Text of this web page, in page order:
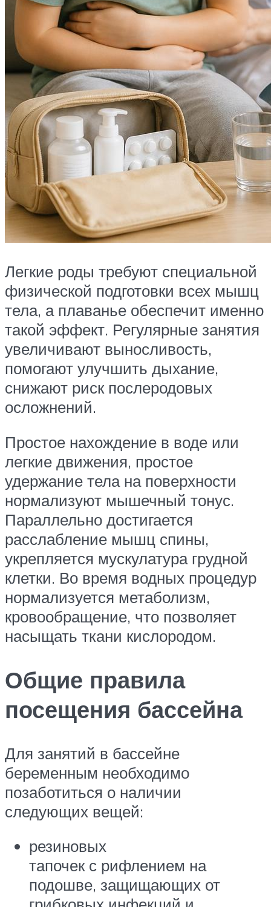
Легкие роды требуют специальной
физической подготовки всех мышц
тела, а плаванье обеспечит именно
такой эффект. Регулярные занятия
увеличивают выносливость,
помогают улучшить дыхание,
снижают риск послеродовых
осложнений.
Простое нахождение в воде или
легкие движения, простое
удержание тела на поверхности
нормализуют мышечный тонус.
Параллельно достигается
расслабление мышц спины,
укрепляется мускулатура грудной
клетки. Во время водных процедур
нормализуется метаболизм,
кровообращение, что позволяет
насыщать ткани кислородом.
Общие правила
посещения бассейна
Для занятий в бассейне
беременным необходимо
позаботиться о наличии
следующих вещей:
резиновых
тапочек с рифлением на
подошве, защищающих от